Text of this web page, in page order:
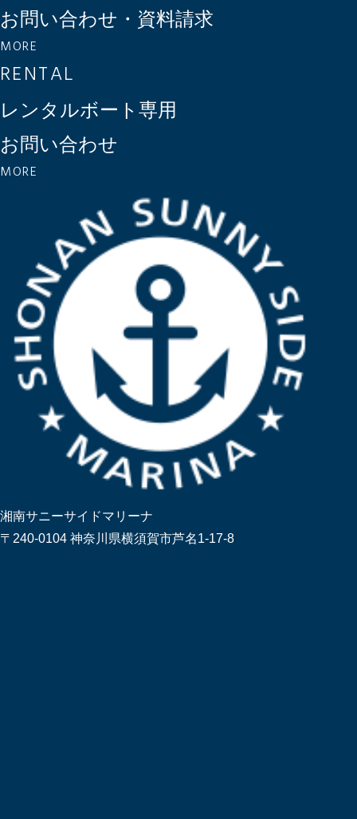
お問い合わせ・資料請求
MORE
RENTAL
レンタルボート専用
お問い合わせ
MORE
湘南サニーサイドマリーナ
〒240-0104 神奈川県横須賀市芦名1-17-8